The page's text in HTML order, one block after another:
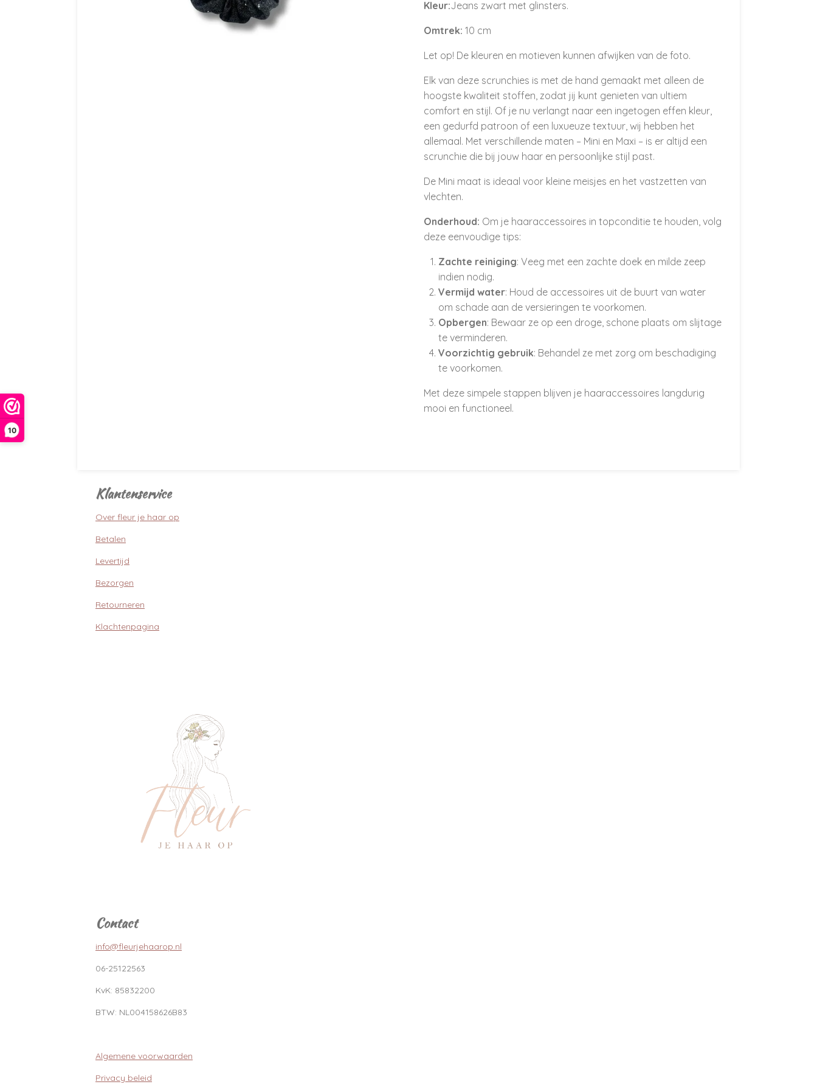
10
Kleur:Jeans zwart met glinsters.
Omtrek: 10 cm
Let op! De kleuren en motieven kunnen afwijken van de foto.
Elk van deze scrunchies is met de hand gemaakt met alleen de
hoogste kwaliteit stoffen, zodat jij kunt genieten van ultiem
comfort en stijl. Of je nu verlangt naar een ingetogen effen kleur,
een gedurfd patroon of een luxueuze textuur, wij hebben het
allemaal. Met verschillende maten – Mini en Maxi – is er altijd een
scrunchie die bij jouw haar en persoonlijke stijl past.
De Mini maat is ideaal voor kleine meisjes en het vastzetten van
vlechten.
Onderhoud: Om je haaraccessoires in topconditie te houden, volg
deze eenvoudige tips:
Zachte reiniging: Veeg met een zachte doek en milde zeep
indien nodig.
Vermijd water: Houd de accessoires uit de buurt van water
om schade aan de versieringen te voorkomen.
Opbergen: Bewaar ze op een droge, schone plaats om slijtage
te verminderen.
Voorzichtig gebruik: Behandel ze met zorg om beschadiging
te voorkomen.
Met deze simpele stappen blijven je haaraccessoires langdurig
mooi en functioneel.
Klantenservice
Over fleur je haar op
Betalen
Levertijd
Bezorgen
Retourneren
Klachtenpagina
Contact
info@fleurjehaarop.nl
06-25122563
KvK: 85832200
BTW: NL004158626B83
Algemene voorwaarden
Privacy beleid